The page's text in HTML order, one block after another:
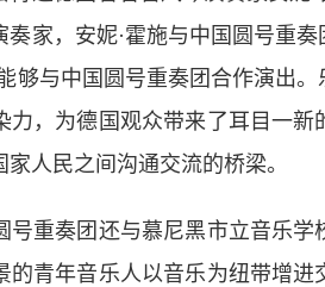
奏家，安妮·霍施与中国圆号重
够与中国圆号重奏团合作演出
力，为德国观众带来了耳目一
人民之间沟通交流的桥梁。
奏团还与慕尼黑市立音乐学
的青年音乐人以音乐为纽带增进